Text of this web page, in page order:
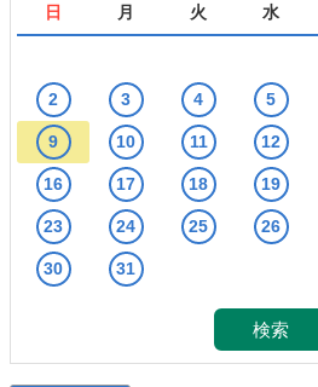
日
月 火 水
2 3 4 5
9 10 11 12
16 17 18 19
23 24 25 26
30 31